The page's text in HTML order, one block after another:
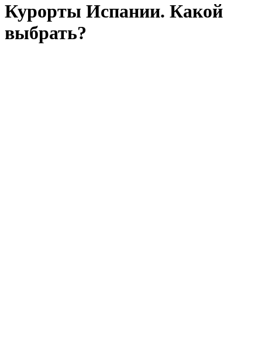
Курорты Испании. Какой
выбрать?